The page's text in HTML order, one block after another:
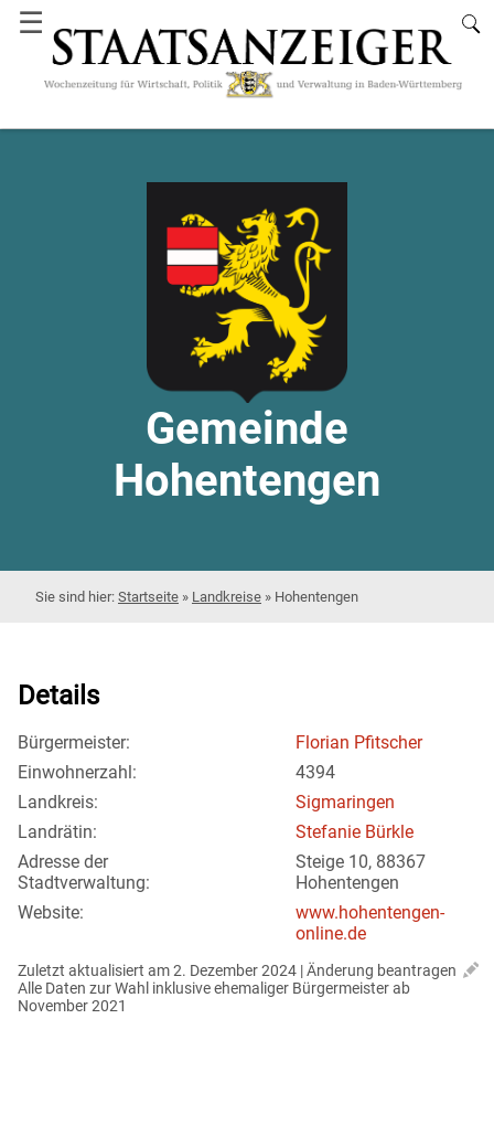
☰
Gemeinde
Hohentengen
Startseite » Landkreise » Hohentengen
Details
Bürgermeister:
Florian Pfitscher
Einwohnerzahl:
4394
Landkreis:
Sigmaringen
Landrätin:
Stefanie Bürkle
Adresse der
Stadtverwaltung:
Steige 10, 88367
Hohentengen
Website:
www.hohentengen-
online.de
Zuletzt aktualisiert am 2. Dezember 2024 | Änderung beantragen
Alle Daten zur Wahl inklusive ehemaliger Bürgermeister ab
November 2021